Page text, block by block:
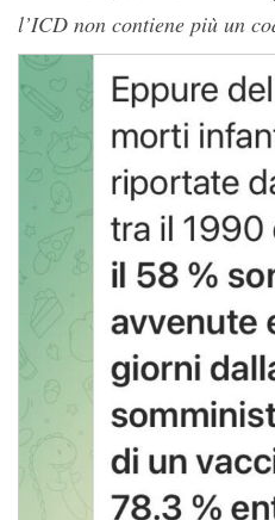
l’ICD non contiene più un